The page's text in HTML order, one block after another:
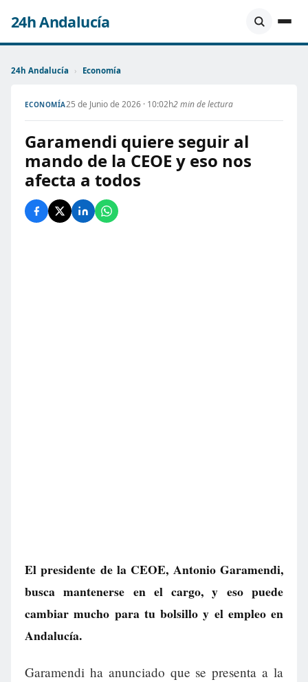
24h Andalucía
24h Andalucía › Economía
ECONOMÍA25 de Junio de 2026 · 10:02h2 min de lectura
Garamendi quiere seguir al
mando de la CEOE y eso nos
afecta a todos
El presidente de la CEOE, Antonio Garamendi,
busca mantenerse en el cargo, y eso puede
cambiar mucho para tu bolsillo y el empleo en
Andalucía.
Garamendi ha anunciado que se presenta a la